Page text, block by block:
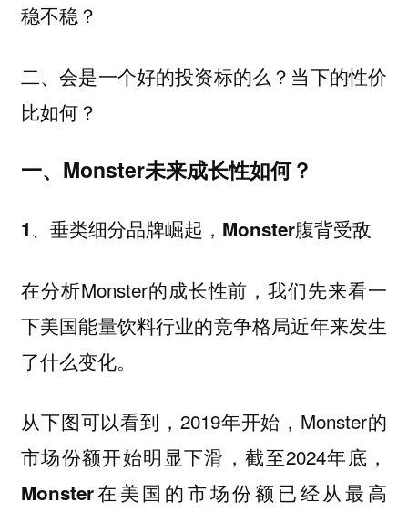
稳不稳？
二、会是一个好的投资标的么？当下的性价
比如何？
一、Monster未来成长性如何？
1、垂类细分品牌崛起，Monster腹背受敌
在分析Monster的成长性前，我们先来看一
下美国能量饮料行业的竞争格局近年来发生
了什么变化。
从下图可以看到，2019年开始，Monster的
市场份额开始明显下滑，截至2024年底，
Monster在美国的市场份额已经从最高